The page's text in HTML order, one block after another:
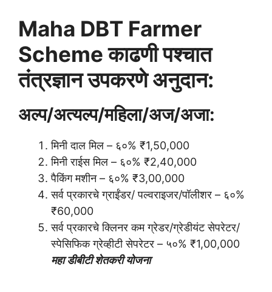
Maha DBT Farmer
Scheme काढणी पश्चात
तंत्रज्ञान उपकरणे अनुदान:
अल्प/अत्यल्प/महिला/अज/अजा:
मिनी दाल मिल – ६०% ₹1,50,000
मिनी राईस मिल – ६०% ₹2,40,000
पैकिंग मशीन – ६०% ₹3,00,000
सर्व प्रकारचे ग्राईंडर/ पल्वराइजर/पॉलीशर – ६०%
₹60,000
सर्व प्रकारचे क्लिनर कम ग्रेडर/ग्रेडीयंट सेपरेटर/
स्पेसिफिक ग्रेव्हीटी सेपरेटर – ५०% ₹1,00,000
महा डीबीटी शेतकरी योजना